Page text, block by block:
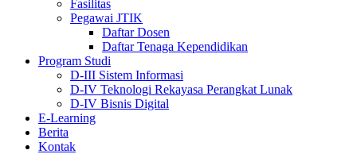
Fasilitas
Pegawai JTIK
Daftar Dosen
Daftar Tenaga Kependidikan
Program Studi
D-III Sistem Informasi
D-IV Teknologi Rekayasa Perangkat Lunak
D-IV Bisnis Digital
E-Learning
Berita
Kontak